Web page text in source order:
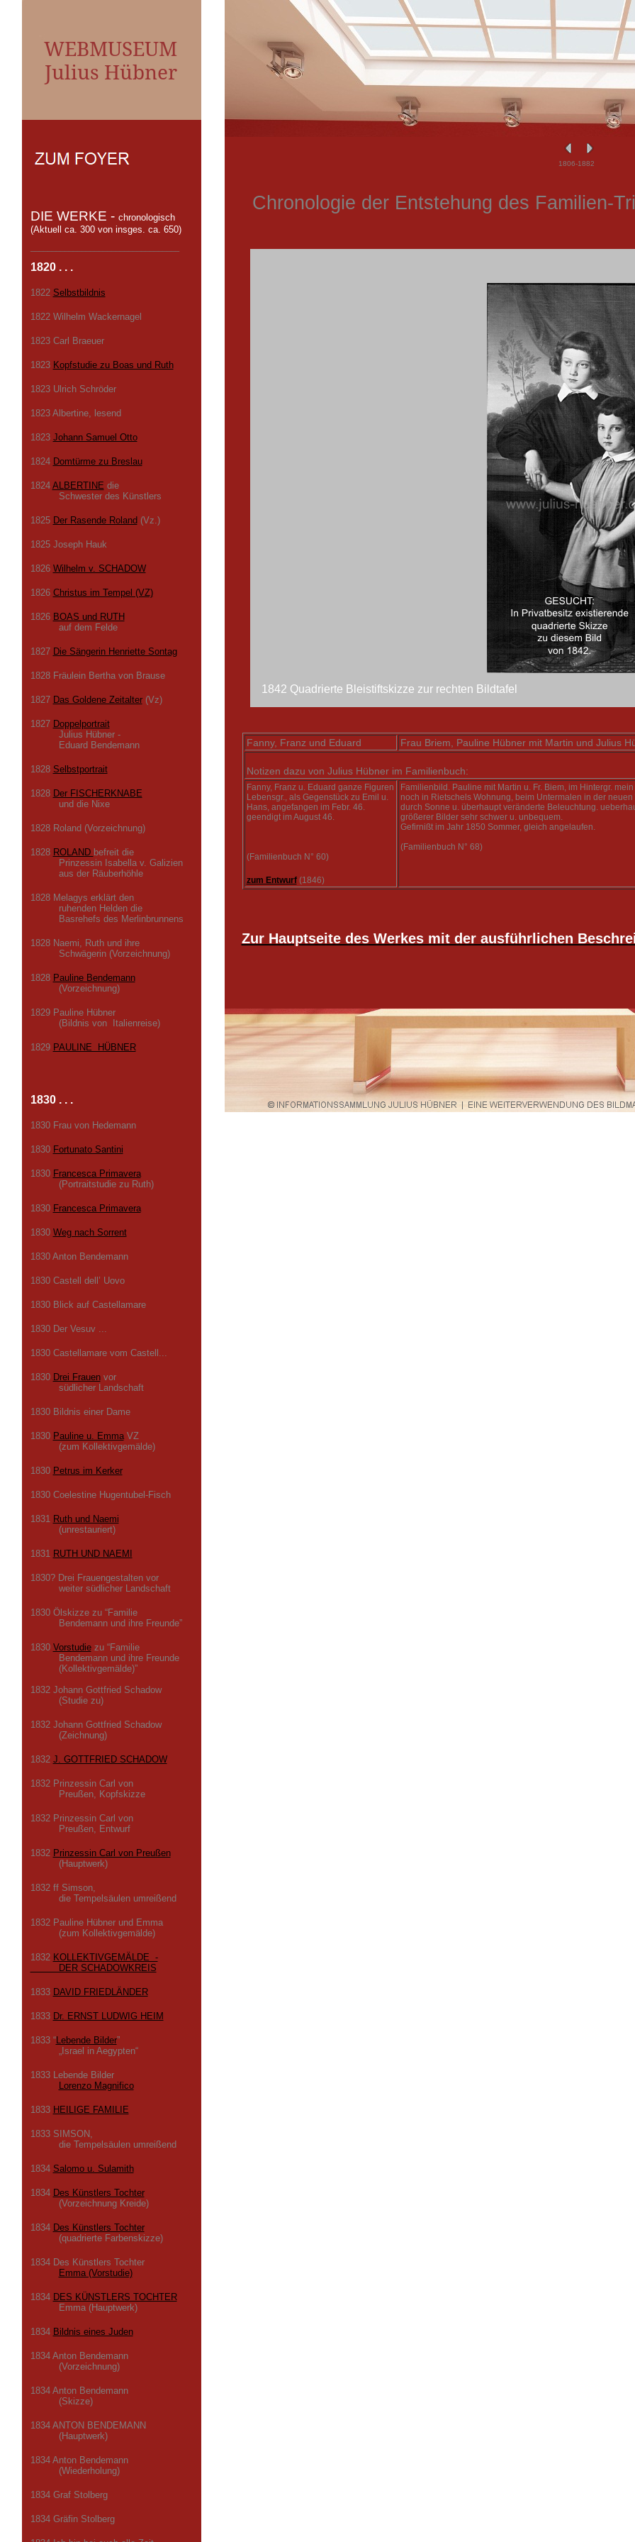
WEBMUSEUM
Julius Hübner
DIE WERKE - chronologisch
(Aktuell ca. 300 von insges. ca. 650)
1820 . . .
1822 Selbstbildnis
1822 Wilhelm Wackernagel
1823 Carl Braeuer
1823 Kopfstudie zu Boas und Ruth
1823 Ulrich Schröder
1823 Albertine, lesend
1823 Johann Samuel Otto
1824 Domtürme zu Breslau
1824 ALBERTINE die
Schwester des Künstlers
1825 Der Rasende Roland (Vz.)
1825 Joseph Hauk
1826 Wilhelm v. SCHADOW
1826 Christus im Tempel (VZ)
1826 BOAS und RUTH
auf dem Felde
1827 Die Sängerin Henriette Sontag
1828 Fräulein Bertha von Brause
1827 Das Goldene Zeitalter(Vz)
1827 Doppelportrait
Julius Hübner -
Eduard Bendemann
1828 Selbstportrait
1828 Der FISCHERKNABE
und die Nixe
1828 Roland (Vorzeichnung)
1828 ROLAND befreit die
Prinzessin Isabella v. Galizien
aus der Räuberhöhle
1828 Melagys erklärt den
ruhenden Helden die
Basrehefs des Merlinbrunnens
1828 Naemi, Ruth und ihre
Schwägerin (Vorzeichnung)
1828 Pauline Bendemann
(Vorzeichnung)
1829 Pauline Hübner
(Bildnis von Italienreise)
1829 PAULINE HÜBNER
1830 . . .
1830 Frau von Hedemann
1830 Fortunato Santini
1830 Francesca Primavera
(Portraitstudie zu Ruth)
1830 Francesca Primavera
1830 Weg nach Sorrent
1830 Anton Bendemann
1830 Castell dell’ Uovo
1830 Blick auf Castellamare
1830 Der Vesuv ...
1830 Castellamare vom Castell...
1830 Drei Frauenvor
südlicher Landschaft
1830 Bildnis einer Dame
1830 Pauline u. EmmaVZ
(zum Kollektivgemälde)
1830 Petrus im Kerker
1830 Coelestine Hugentubel-Fisch
1831 Ruth und Naemi
(unrestauriert)
1831 RUTH UND NAEMI
1830? Drei Frauengestalten vor
weiter südlicher Landschaft
1830 Ölskizze zu “Familie
Bendemann und ihre Freunde”
1830 Vorstudiezu “Familie
Bendemann und ihre Freunde
(Kollektivgemälde)”
1832 Johann Gottfried Schadow
(Studie zu)
1832 Johann Gottfried Schadow
(Zeichnung)
1832 J. GOTTFRIED SCHADOW
1832 Prinzessin Carl von
Preußen, Kopfskizze
1832 Prinzessin Carl von
Preußen, Entwurf
1832 Prinzessin Carl von Preußen
(Hauptwerk)
1832 ff Simson,
die Tempelsäulen umreißend
1832 Pauline Hübner und Emma
(zum Kollektivgemälde)
1832 KOLLEKTIVGEMÄLDE -
DER SCHADOWKREIS
1833 DAVID FRIEDLÄNDER
1833 Dr. ERNST LUDWIG HEIM
1833 “Lebende Bilder”
„Israel in Aegypten“
1833 Lebende Bilder
Lorenzo Magnifico
1833 HEILIGE FAMILIE
1833 SIMSON,
die Tempelsäulen umreißend
1834 Salomo u. Sulamith
1834 Des Künstlers Tochter
(Vorzeichnung Kreide)
1834 Des Künstlers Tochter
(quadrierte Farbenskizze)
1834 Des Künstlers Tochter
Emma (Vorstudie)
1834 DES KÜNSTLERS TOCHTER
Emma (Hauptwerk)
1834 Bildnis eines Juden
1834 Anton Bendemann
(Vorzeichnung)
1834 Anton Bendemann
(Skizze)
1834 ANTON BENDEMANN
(Hauptwerk)
1834 Anton Bendemann
(Wiederholung)
1834 Graf Stolberg
1834 Gräfin Stolberg
1806-1882
Chronologie der Entstehung des Familien-
1842 Quadrierte Bleistiftskizze zur rechten Bildtafel
Fanny, Franz und Eduard Frau Briem, Pauline Hübner mit Martin und Julius
Notizen dazu von Julius Hübner im Familienbuch:
Fanny, Franz u. Eduard ganze Figuren
Lebensgr., als Gegenstück zu Emil u.
Hans, angefangen im Febr. 46.
geendigt im August 46.
(Familienbuch N° 60)
zum Entwurf(1846)
Familienbild. Pauline mit Martin u. Fr. Biem, im Hintergr.
noch in Rietschels Wohnung, beim Untermalen in der
durch Sonne u. überhaupt veränderte Beleuchtung.
größerer Bilder sehr schwer u. unbequem.
Gefirnißt im Jahr 1850 Sommer, gleich angelaufen.
(Familienbuch N° 68)
Zur Hauptseite des Werkes mit der ausführlichen